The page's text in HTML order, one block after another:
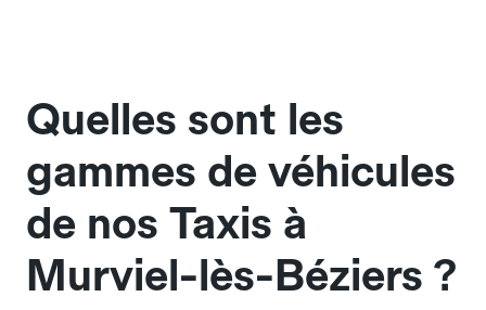
Quelles sont les
gammes de véhicules
de nos Taxis à
Murviel-lès-Béziers ?